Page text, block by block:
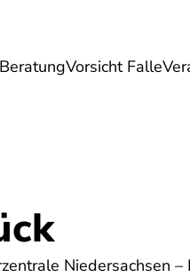
BeratungVorsicht Falle
Reise
Niedersachsen –